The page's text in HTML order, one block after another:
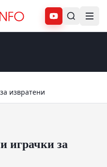
Абонирай се
извратени
играчки за